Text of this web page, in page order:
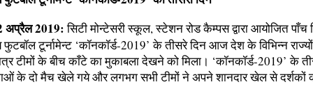
2019:सिटी मोन्टेसरी स्कूल, स्टेशन रोड कैम्पस द्वारा आयोजित पाँच
फुटबॉल टूर्नामेन्ट ‘कॉनकॉर्ड-2019’ के तीसरे दिन आज देश के विभिन्न
टीमों के बीच काँटे का मुकाबला देखने को मिला। ‘कॉनकॉर्ड-2019’ के
के दो मैच खेले गये और लगभग सभी टीमों ने अपने शानदार खेल से दर्शकों